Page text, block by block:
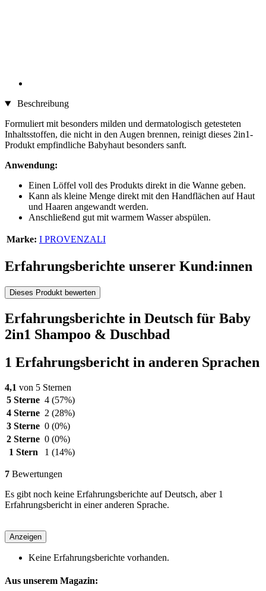
Beschreibung
Formuliert mit besonders milden und dermatologisch getesteten
Inhaltsstoffen, die nicht in den Augen brennen, reinigt dieses 2in1-
Produkt empfindliche Babyhaut besonders sanft.
Anwendung:
Einen Löffel voll des Produkts direkt in die Wanne geben.
Kann als kleine Menge direkt mit den Handflächen auf Haut
und Haaren angewandt werden.
Anschließend gut mit warmem Wasser abspülen.
Marke: I PROVENZALI
Erfahrungsberichte unserer Kund:innen
Dieses Produkt bewerten
Erfahrungsberichte in Deutsch für Baby
2in1 Shampoo & Duschbad
1 Erfahrungsbericht in anderen Sprachen
4,1 von 5 Sternen
5 Sterne 4 (57%)
4 Sterne 2 (28%)
3 Sterne 0 (0%)
2 Sterne 0 (0%)
1 Stern
1 (14%)
7 Bewertungen
Es gibt noch keine Erfahrungsberichte auf Deutsch, aber 1
Erfahrungsbericht in einer anderen Sprache.
Anzeigen
Keine Erfahrungsberichte vorhanden.
Aus unserem Magazin: